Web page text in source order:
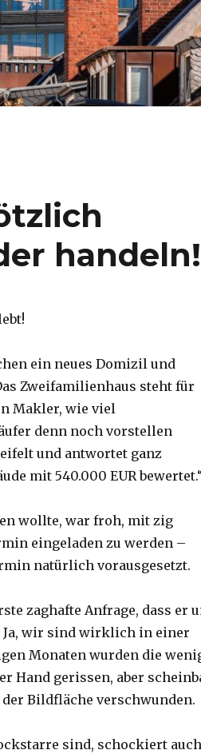
handeln!
ein neues Domizil und
Zweifamilienhaus steht für
Makler, wie viel
denn noch vorstellen
und antwortet ganz
mit 540.000 EUR
wollte, war froh, mit zig
eingeladen zu werden –
natürlich vorausgesetzt.
zaghafte Anfrage, dass er
Ja, wir sind wirklich in einer
Monaten wurden die
Hand gerissen, aber
Bildfläche verschwunden.
sind, schockiert auch